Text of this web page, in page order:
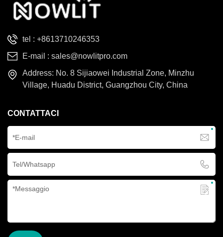
tel :+8613710246353
E-mail :sales@nowlitpro.com
Address: No. 8 Sijiaowei Industrial Zone, Minzhu
Village, Huadu District, Guangzhou City, China
CONTATTACI